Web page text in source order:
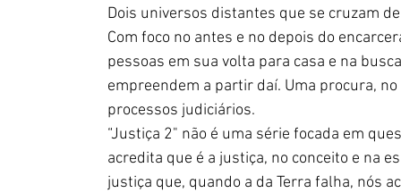
Dois universos distantes que se cruzam
Com foco no antes e no depois do
pessoas em sua volta para casa e na
empreendem a partir daí. Uma procura,
processos judiciários.
“Justiça 2" não é uma série focada em
acredita que é a justiça, no conceito e na
justiça que, quando a da Terra falha, nós